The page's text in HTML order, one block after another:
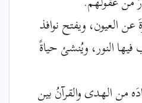
العيون، ويفتح نوافذ
النور، ويُنشئ حياةً
من الهدى والقرآنُ بين